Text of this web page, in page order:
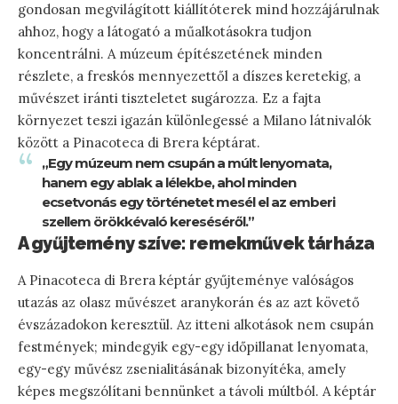
gondosan megvilágított kiállítóterek mind hozzájárulnak
ahhoz, hogy a látogató a műalkotásokra tudjon
koncentrálni. A múzeum építészetének minden
részlete, a freskós mennyezettől a díszes keretekig, a
művészet iránti tiszteletet sugározza. Ez a fajta
környezet teszi igazán különlegessé a Milano látnivalók
között a Pinacoteca di Brera képtárat.
„Egy múzeum nem csupán a múlt lenyomata,
hanem egy ablak a lélekbe, ahol minden
ecsetvonás egy történetet mesél el az emberi
szellem örökkévaló kereséséről.”
A gyűjtemény szíve: remekművek tárháza
A Pinacoteca di Brera képtár gyűjteménye valóságos
utazás az olasz művészet aranykorán és az azt követő
évszázadokon keresztül. Az itteni alkotások nem csupán
festmények; mindegyik egy-egy időpillanat lenyomata,
egy-egy művész zsenialitásának bizonyítéka, amely
képes megszólítani bennünket a távoli múltból. A képtár